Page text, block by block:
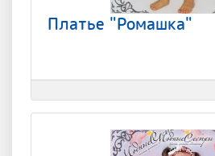
Платье "Ромашка"